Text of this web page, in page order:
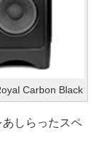
Carbon Black
しらったスペ